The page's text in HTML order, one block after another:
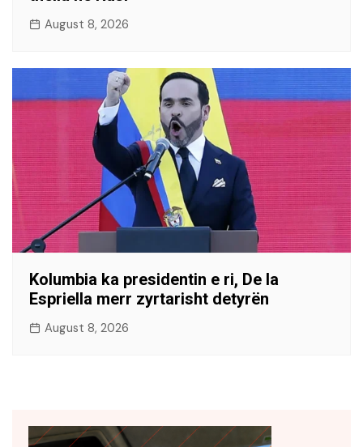
August 8, 2026
Kolumbia ka presidentin e ri, De la
Espriella merr zyrtarisht detyrën
August 8, 2026